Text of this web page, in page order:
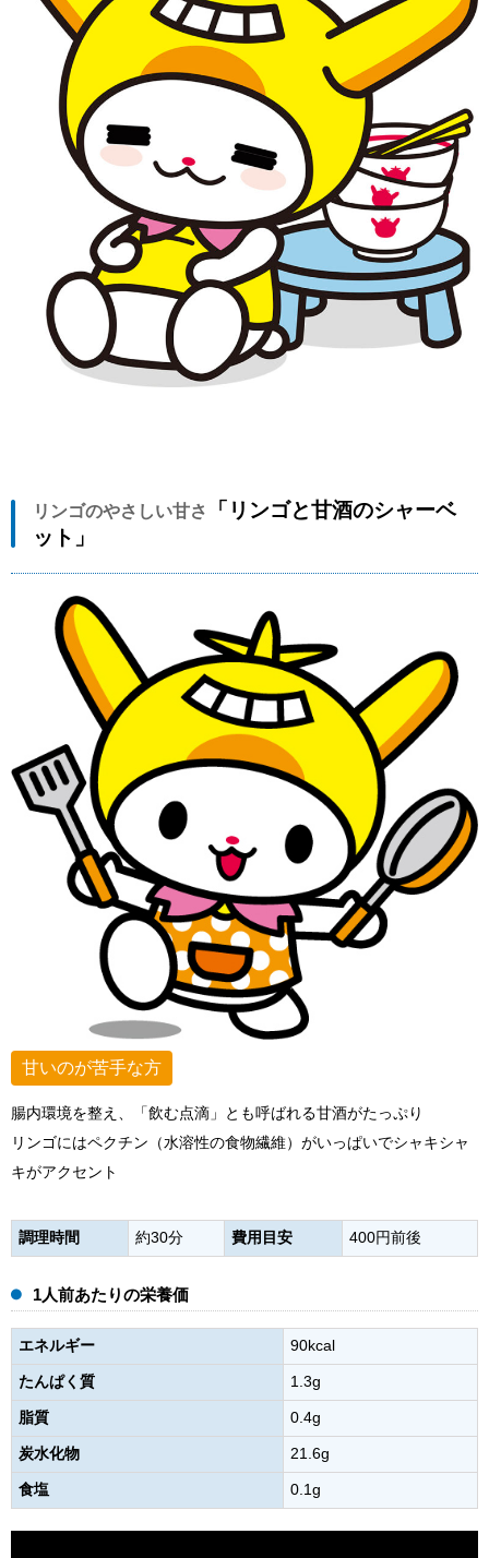
リンゴのやさしい甘さ
「リンゴと甘酒のシャーベ
ット」
甘いのが苦手な方
腸内環境を整え、「飲む点滴」とも呼ばれる甘酒がたっぷり
リンゴにはペクチン（水溶性の食物繊維）がいっぱいでシャキシャ
キがアクセント
調理時間 約30分 費用目安 400円前後
1人前あたりの栄養価
エネルギー 90kcal
たんぱく質 1.3g
脂質 0.4g
炭水化物 21.6g
食塩 0.1g